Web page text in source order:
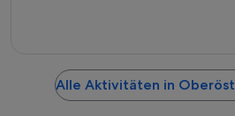
Alle Aktivitäten in